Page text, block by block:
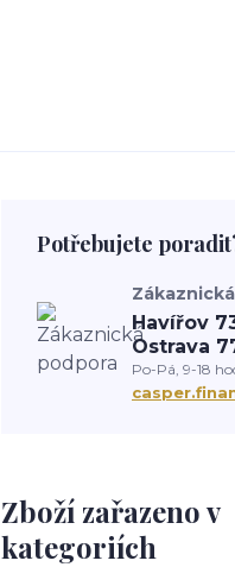
Zboží zařazeno v
kategoriích
Potřebujete
Havířov
Ostrava
Po-Pá, 9-18